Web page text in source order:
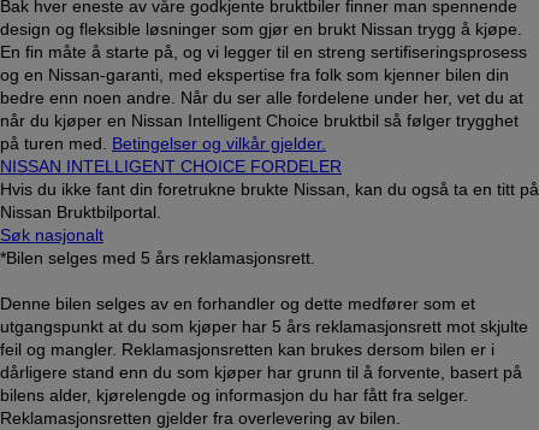
Bak hver eneste av våre godkjente bruktbiler finner man spennende
design og fleksible løsninger som gjør en brukt Nissan trygg å kjøpe.
En fin måte å starte på, og vi legger til en streng sertifiseringsprosess
og en Nissan-garanti, med ekspertise fra folk som kjenner bilen din
bedre enn noen andre. Når du ser alle fordelene under her, vet du at
når du kjøper en Nissan Intelligent Choice bruktbil så følger trygghet
på turen med. Betingelser og vilkår gjelder.
NISSAN INTELLIGENT CHOICE FORDELER
Hvis du ikke fant din foretrukne brukte Nissan, kan du også ta en titt på
Nissan Bruktbilportal.
Søk nasjonalt
*Bilen selges med 5 års reklamasjonsrett.
Denne bilen selges av en forhandler og dette medfører som et
utgangspunkt at du som kjøper har 5 års reklamasjonsrett mot skjulte
feil og mangler. Reklamasjonsretten kan brukes dersom bilen er i
dårligere stand enn du som kjøper har grunn til å forvente, basert på
bilens alder, kjørelengde og informasjon du har fått fra selger.
Reklamasjonsretten gjelder fra overlevering av bilen.